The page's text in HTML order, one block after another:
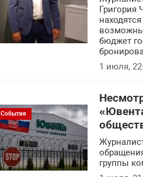
Григория
бюджет
1 июля,
События
группы